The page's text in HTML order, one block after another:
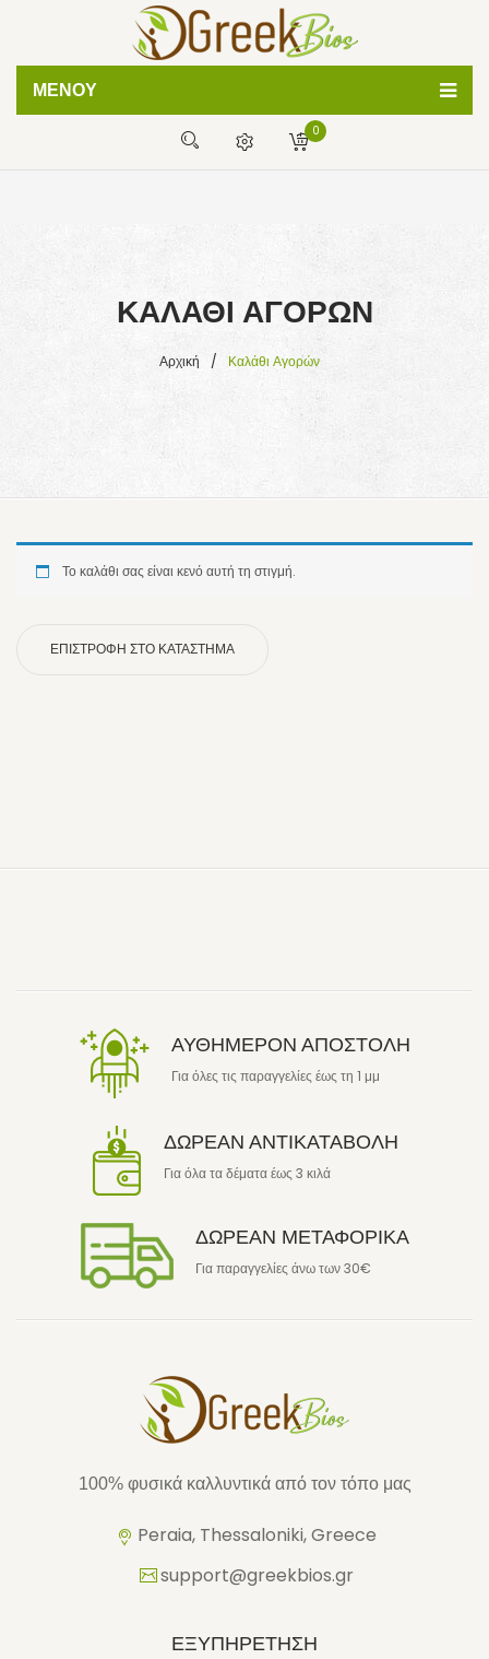
ΜΕΝΟΎ
ΣΥΧΝΕΣ ΕΡΩΤΗΣΕΙΣ
0
ΚΑΛΆΘΙ ΑΓΟΡΏΝ
Αρχική / Καλάθι Αγορών
Το καλάθι σας είναι κενό αυτή τη στιγμή.
ΕΠΙΣΤΡΟΦΉ ΣΤΟ ΚΑΤΆΣΤΗΜΑ
ΑΥΘΗΜΕΡΟΝ ΑΠΟΣΤΟΛΗ
Για όλες τις παραγγελίες έως τη 1 μμ
ΔΩΡΕΑΝ ΑΝΤΙΚΑΤΑΒΟΛΗ
Για όλα τα δέματα έως 3 κιλά
ΔΩΡΕΑΝ ΜΕΤΑΦΟΡΙΚΑ
Για παραγγελίες άνω των 30€
100% φυσικά καλλυντικά από τον τόπο μας
Peraia, Thessaloniki, Greece
support@greekbios.gr
ΕΞΥΠΗΡΕΤΗΣΗ